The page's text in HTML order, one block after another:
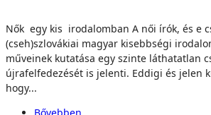
Nők egy kis irodalomban A női írók, és e
(cseh)szlovákiai magyar kisebbségi
műveinek kutatása egy szinte láthatatlan
újrafelfedezését is jelenti. Eddigi és jelen
hogy...
Bővebben